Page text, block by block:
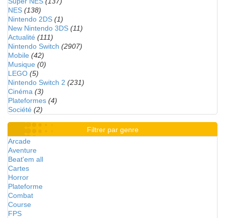
NES (138)
Nintendo 2DS (1)
New Nintendo 3DS (11)
Actualité (111)
Nintendo Switch (2907)
Mobile (42)
Musique (0)
LEGO (5)
Nintendo Switch 2 (231)
Cinéma (3)
Plateformes (4)
Société (2)
Filtrer par genre
Arcade
Aventure
Beat'em all
Cartes
Horror
Plateforme
Combat
Course
FPS